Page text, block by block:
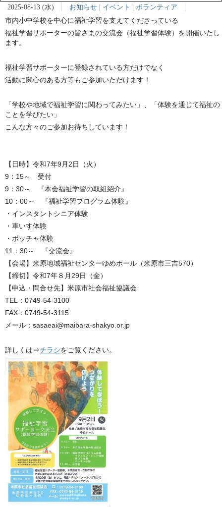
2025-08-13 (水) お知らせ イベント
ボランティア
市内小中学校を中心に福祉学習を支えてくださっている
福祉学習サポーターの皆さまの交流会（福祉学習体験）を開催いたし
ます。
福祉学習サポーターに登録されている方だけでなく
活動に関心のある方等もご参加いただけます！
「学校や地域で福祉学習に関わってみたい」、「体験を通じて福祉の
ことを学びたい」
こんな方々のご参加お待ちしています！
【日時】令和7年9月2日（火）
9：15～ 受付
9：30～ 『本会福祉学習の取組紹介』
10：00～ 『福祉学習プログラム体験』
・インスタントシニア体験
・車いす体験
・ボッチャ体験
11：30～ 『交流会』
【会場】米原地域福祉センターゆめホール（米原市三吉570）
【締切】令和7年８月29日（金）
【申込・問合せ先】米原市社会福祉協議会
TEL：0749-54-3100
FAX：0749-54-3115
メール：sasaeai@maibara-shakyo.or.jp
詳しくは⇒チラシをご覧ください。